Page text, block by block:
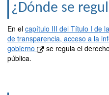
¿Dónde se
En el capítulo III del Título I de
de transparencia, acceso a la
gobierno
se regula el
pública.